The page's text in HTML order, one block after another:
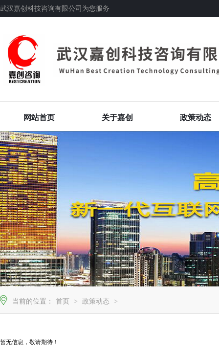
武汉嘉创科技咨询有限公司为您服务
网站首页 关于嘉创 政策动态
当前的位置： 首页 > 政策动态 >
暂无信息，敬请期待！